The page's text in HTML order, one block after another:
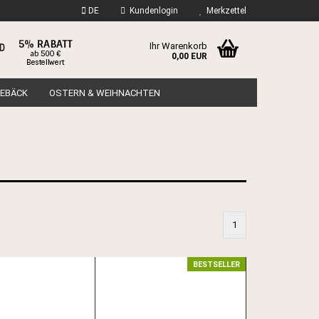
DE Kundenlogin Merkzettel
Ihr Warenkorb
0,00 EUR
OSTERN & WEIHNACHTEN
1
BESTSELLER